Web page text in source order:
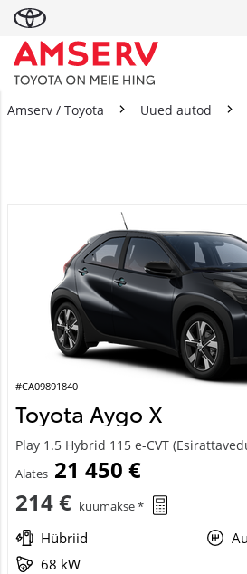
Amserv / Toyota Uued autod
#CA09891840
Toyota Aygo X
Play 1.5 Hybrid 115 e-CVT
Alates 21 450 €
214 € kuumakse *
Hübriid
68 kW